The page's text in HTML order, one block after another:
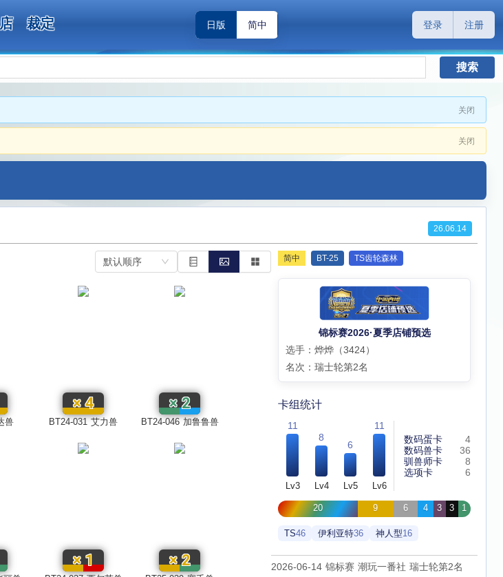
裁定 日版 简中 登录 注册
搜索
关闭
关闭
26.06.14
默认顺序
兽 BT24-031 艾力兽
×4
BT24-046 加鲁鲁兽
×2
×1 ×2
简中 BT-25 TS齿轮森林
锦标赛2026·夏季店铺预选
选手：烨烨（3424）
名次：瑞士轮第2名
卡组统计
11
Lv3
8
Lv4
6
Lv5
11
Lv6
数码蛋卡
4
数码兽卡
36
驯兽师卡
8
选项卡
6
20 9 6 4 3 3 1
TS46 伊利亚特36 神人型16
2026-06-14 锦标赛 潮玩一番社 瑞士轮第2名